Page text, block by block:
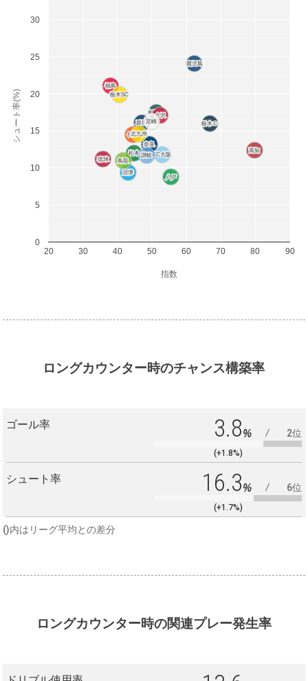
八戸
八戸
福島
福島
栃木SC
栃木SC
栃木Ｃ
栃木Ｃ
群馬
群馬
相模原
相模原
松本
松本
長野
長野
金沢
金沢
沼津
沼津
岐阜
岐阜
FC大阪
FC大阪
奈良
奈良
鳥取
鳥取
讃岐
讃岐
高知
高知
北九州
北九州
宮崎
宮崎
鹿児島
鹿児島
琉球
琉球
20 30 40 50 60 70 80 90
0
5
10
15
20
25
30
指数
シュート率(%)
ロングカウンター時のチャンス構築率
ゴール率 3.8% 2位
(+1.8%)
シュート率 16.3% 6位
(+1.7%)
()内はリーグ平均との差分
ロングカウンター時の関連プレー発生率